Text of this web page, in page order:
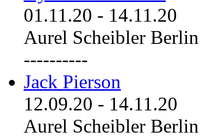
01.11.20 - 14.11.20
Aurel Scheibler Berlin
----------
Jack Pierson
12.09.20 - 14.11.20
Aurel Scheibler Berlin